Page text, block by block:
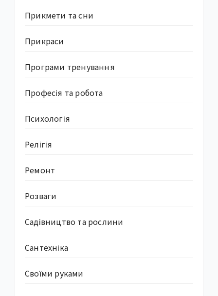
Прикмети та сни
Прикраси
Програми тренування
Професія та робота
Психологія
Релігія
Ремонт
Розваги
Садівництво та рослини
Сантехніка
Своїми руками